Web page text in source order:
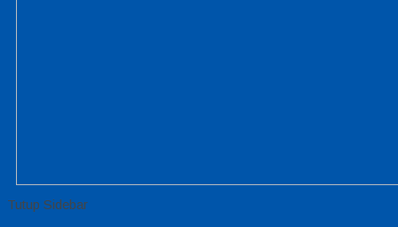
Tutup Sidebar